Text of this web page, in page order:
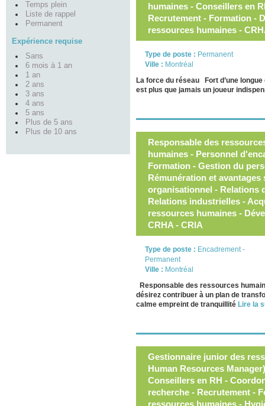
Temps plein
Liste de rappel
Permanent
Expérience requise
Sans
6 mois à 1 an
1 an
2 ans
3 ans
4 ans
5 ans
Plus de 5 ans
Plus de 10 ans
humaines - Conseillers en
Recrutement - Formation -
ressources humaines -
Type de poste : Permanent
Ville : Montréal
La force du réseau Fort d’une
est plus que jamais un joueur
Responsable des
humaines - Personnel
Formation - Gestion du
Rémunération et
organisationnel - Relations
Relations industrielles -
ressources humaines -
CRHA - CRIA
Type de poste : Encadrement -
Permanent
Ville : Montréal
Responsable des ressources
désirez contribuer à un plan de
calme empreint de tranquillité Lire la
Gestionnaire junior des
Human Resources
Conseillers en RH -
recherche - Recrutement -
ressources humaines -